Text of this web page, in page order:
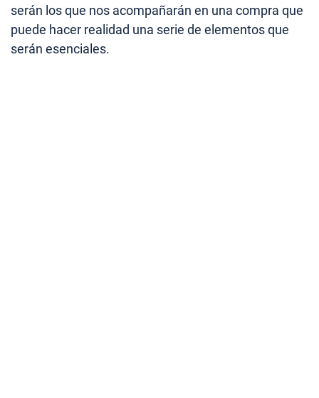
serán los que nos acompañarán en una compra que
puede hacer realidad una serie de elementos que
serán esenciales.